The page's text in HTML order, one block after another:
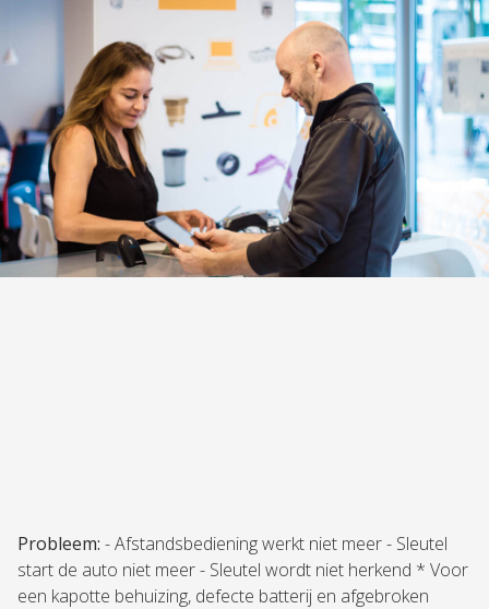
Probleem: - Afstandsbediening werkt niet meer - Sleutel
start de auto niet meer - Sleutel wordt niet herkend * Voor
een kapotte behuizing, defecte batterij en afgebroken